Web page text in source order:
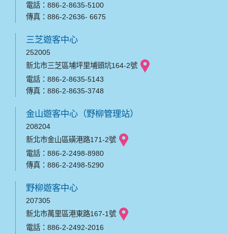
電話：886-2-8635-5100
傳真：886-2-2636- 6675
三芝遊客中心
252005
新北市三芝區埔坪里埔頭坑164-2號
電話：886-2-8635-5143
傳真：886-2-8635-3748
金山遊客中心（野柳管理站）
208204
新北市金山區磺港路171-2號
電話：886-2-2498-8980
傳真：886-2-2498-5290
野柳遊客中心
207305
新北市萬里區港東路167-1號
電話：886-2-2492-2016